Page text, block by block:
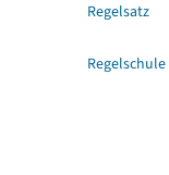
Regelsatz
Regelschule